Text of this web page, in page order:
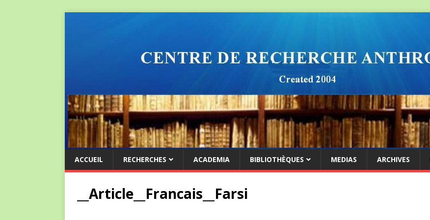
ACCUEIL RECHERCHES ACADEMIA BIBLIOTHÈQUES MEDIAS ARCHIVES
__Article__Francais__Farsi